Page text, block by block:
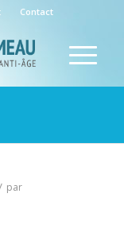
Contact
par